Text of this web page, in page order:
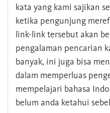
kata yang kami sajikan
ketika pengunjung
link-link tersebut akan
pengalaman pencarian
banyak, ini juga bisa
dalam memperluas
mempelajari bahasa
belum anda ketahui